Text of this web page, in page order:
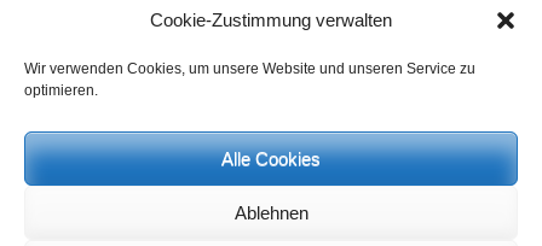
Cookie-Zustimmung verwalten
Wir verwenden Cookies, um unsere Website und unseren Service zu
optimieren.
Alle Cookies
Ablehnen
Neueste Kommentare
Setu Bandhasana – Die Brücke als Yogaübung und